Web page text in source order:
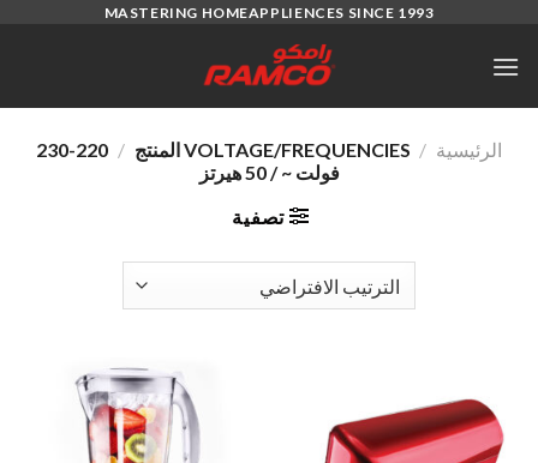
content
MASTERING HOMEAPPLIENCES SINCE 1993
الرئيسية /
/
220-230
فولت ~ / 50 هيرتز
تصفية